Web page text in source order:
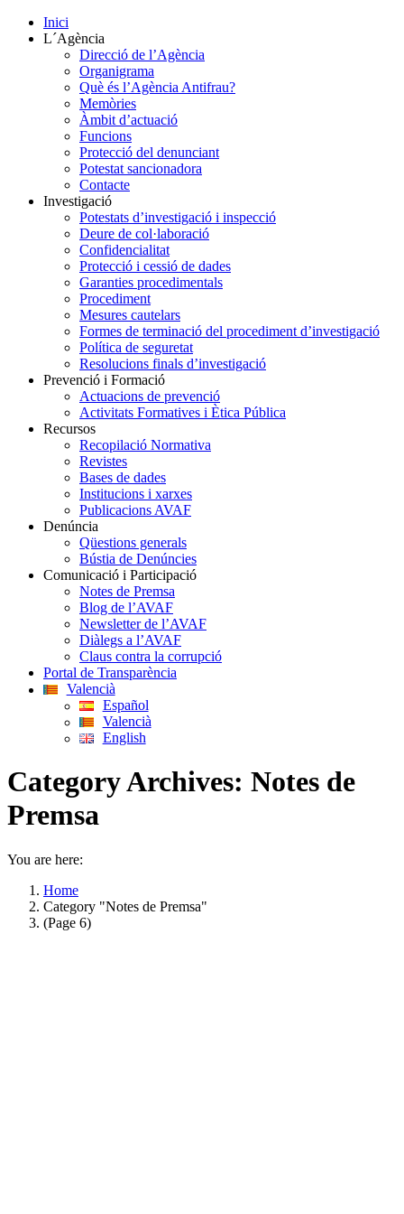
Inici
L´Agència
Direcció de l’Agència
Organigrama
Què és l’Agència Antifrau?
Memòries
Àmbit d’actuació
Funcions
Protecció del denunciant
Potestat sancionadora
Contacte
Investigació
Potestats d’investigació i inspecció
Deure de col·laboració
Confidencialitat
Protecció i cessió de dades
Garanties procedimentals
Procediment
Mesures cautelars
Formes de terminació del procediment d’investigació
Política de seguretat
Resolucions finals d’investigació
Prevenció i Formació
Actuacions de prevenció
Activitats Formatives i Ètica Pública
Recursos
Recopilació Normativa
Revistes
Bases de dades
Institucions i xarxes
Publicacions AVAF
Denúncia
Qüestions generals
Bústia de Denúncies
Comunicació i Participació
Notes de Premsa
Blog de l’AVAF
Newsletter de l’AVAF
Diàlegs a l’AVAF
Claus contra la corrupció
Portal de Transparència
Valencià
Español
Valencià
English
Category Archives: Notes de
Premsa
You are here:
Home
Category "Notes de Premsa"
(Page 6)